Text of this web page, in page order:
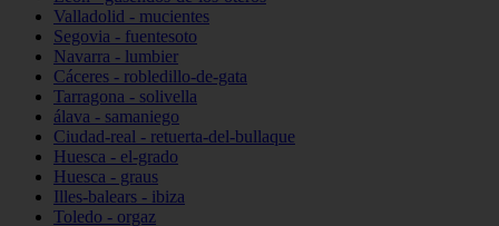
Valladolid - mucientes
Segovia - fuentesoto
Navarra - lumbier
Cáceres - robledillo-de-gata
Tarragona - solivella
álava - samaniego
Ciudad-real - retuerta-del-bullaque
Huesca - el-grado
Huesca - graus
Illes-balears - ibiza
Toledo - orgaz